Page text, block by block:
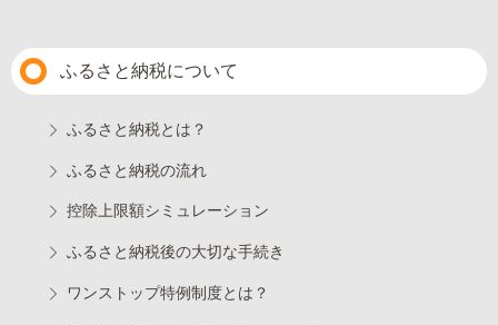
ふるさと納税について
ふるさと納税とは？
ふるさと納税の流れ
控除上限額シミュレーション
ふるさと納税後の大切な手続き
ワンストップ特例制度とは？